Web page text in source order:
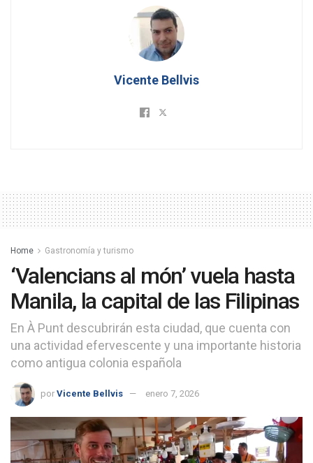
Vicente Bellvis
Home Gastronomía y turismo
‘Valencians al món’ vuela hasta
Manila, la capital de las Filipinas
En À Punt descubrirán esta ciudad, que cuenta con
una actividad efervescente y una importante historia
como antigua colonia española
por Vicente Bellvis enero 7, 2026